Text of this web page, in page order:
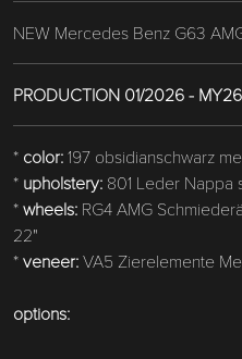
NEW Mercedes Benz G63
PRODUCTION 01/2026 - MY26
* color:197 obsidianschwarz
* upholstery: 801 Leder Nappa
*wheels: RG4 AMG
22"
*veneer:VA5 Zierelemente
options: